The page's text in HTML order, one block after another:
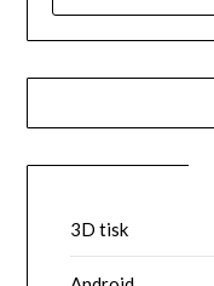
3D tisk